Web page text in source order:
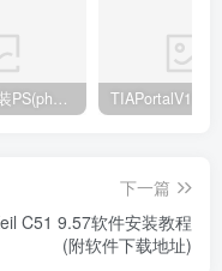
如何处理安装PS(photoshop cc2018) 时，提示系统或者IE浏览器需要升级
下一篇
C51 9.57软件安装教程
(附软件下载地址)